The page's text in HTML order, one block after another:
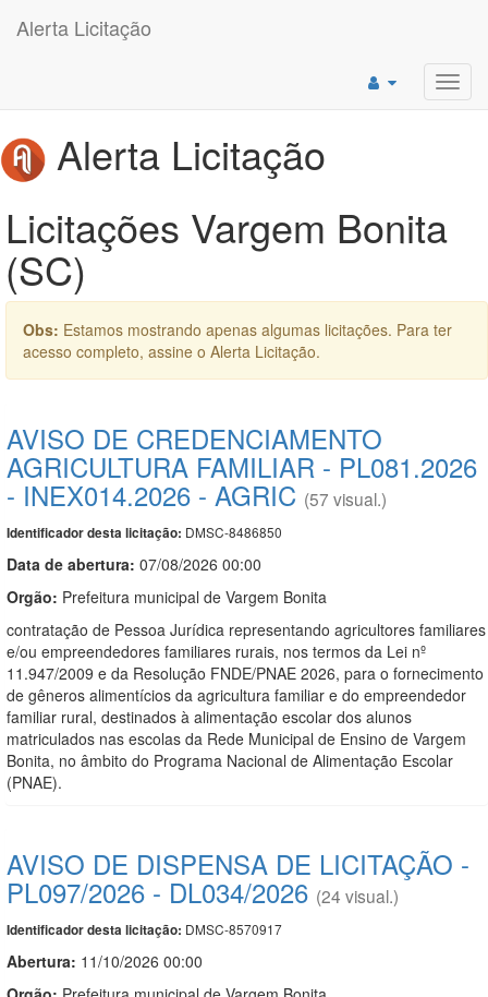
Alerta Licitação
Alerta Licitação
Licitações Vargem Bonita
(SC)
Obs: Estamos mostrando apenas algumas licitações. Para ter
acesso completo, assine o Alerta Licitação.
AVISO DE CREDENCIAMENTO
AGRICULTURA FAMILIAR - PL081.2026
- INEX014.2026 - AGRIC (57 visual.)
Identificador desta licitação: DMSC-8486850
Data de abertura: 07/08/2026 00:00
Orgão: Prefeitura municipal de Vargem Bonita
contratação de Pessoa Jurídica representando agricultores familiares
e/ou empreendedores familiares rurais, nos termos da Lei nº
11.947/2009 e da Resolução FNDE/PNAE 2026, para o fornecimento
de gêneros alimentícios da agricultura familiar e do empreendedor
familiar rural, destinados à alimentação escolar dos alunos
matriculados nas escolas da Rede Municipal de Ensino de Vargem
Bonita, no âmbito do Programa Nacional de Alimentação Escolar
(PNAE).
AVISO DE DISPENSA DE LICITAÇÃO -
PL097/2026 - DL034/2026 (24 visual.)
Identificador desta licitação: DMSC-8570917
Abertura: 11/10/2026 00:00